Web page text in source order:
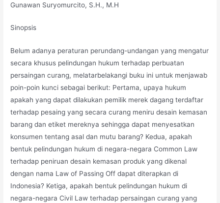
Gunawan Suryomurcito, S.H., M.H
Sinopsis
Belum adanya peraturan perundang-undangan yang mengatur
secara khusus pelindungan hukum terhadap perbuatan
persaingan curang, melatarbelakangi buku ini untuk menjawab
poin-poin kunci sebagai berikut: Pertama, upaya hukum
apakah yang dapat dilakukan pemilik merek dagang terdaftar
terhadap pesaing yang secara curang meniru desain kemasan
barang dan etiket mereknya sehingga dapat menyesatkan
konsumen tentang asal dan mutu barang? Kedua, apakah
bentuk pelindungan hukum di negara-negara Common Law
terhadap peniruan desain kemasan produk yang dikenal
dengan nama Law of Passing Off dapat diterapkan di
Indonesia? Ketiga, apakah bentuk pelindungan hukum di
negara-negara Civil Law terhadap persaingan curang yang